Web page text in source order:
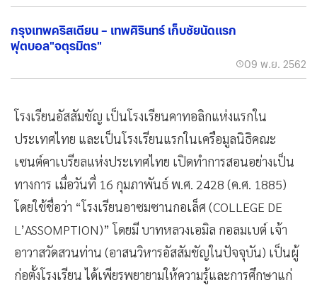
กรุงเทพคริสเตียน – เทพศิรินทร์ เก็บชัยนัดแรก
ฟุตบอล"จตุรมิตร"
09 พ.ย. 2562
โรงเรียนอัสสัมชัญ เป็นโรงเรียนคาทอลิกแห่งแรกใน
ประเทศไทย และเป็นโรงเรียนแรกในเครือมูลนิธิคณะ
เซนต์คาเบรียลแห่งประเทศไทย เปิดทำการสอนอย่างเป็น
ทางการ เมื่อวันที่ 16 กุมภาพันธ์ พ.ศ. 2428 (ค.ศ. 1885)
โดยใช้ชื่อว่า “โรงเรียนอาซมซานกอเล็ศ (COLLEGE DE
L’ASSOMPTION)” โดยมี บาทหลวงเอมิล กอลมเบต์ เจ้า
อาวาสวัดสวนท่าน (อาสนวิหารอัสสัมชัญในปัจจุบัน) เป็นผู้
ก่อตั้งโรงเรียน ได้เพียรพยายามให้ความรู้และการศึกษาแก่